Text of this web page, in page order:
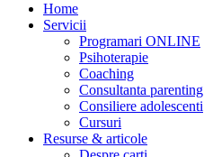
Home
Servicii
Programari ONLINE
Psihoterapie
Coaching
Consultanta parenting
Consiliere adolescenti
Cursuri
Resurse & articole